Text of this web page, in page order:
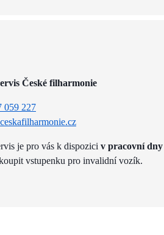
České filharmonie
059 227
je pro vás k dispozici v pracovní dny
vstupenku pro invalidní vozík.